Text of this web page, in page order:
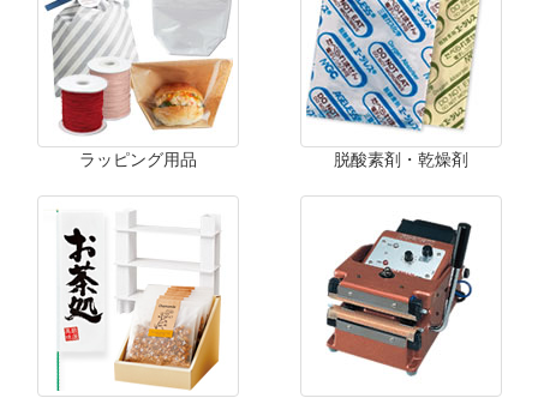
ラッピング用品 脱酸素剤・乾燥剤